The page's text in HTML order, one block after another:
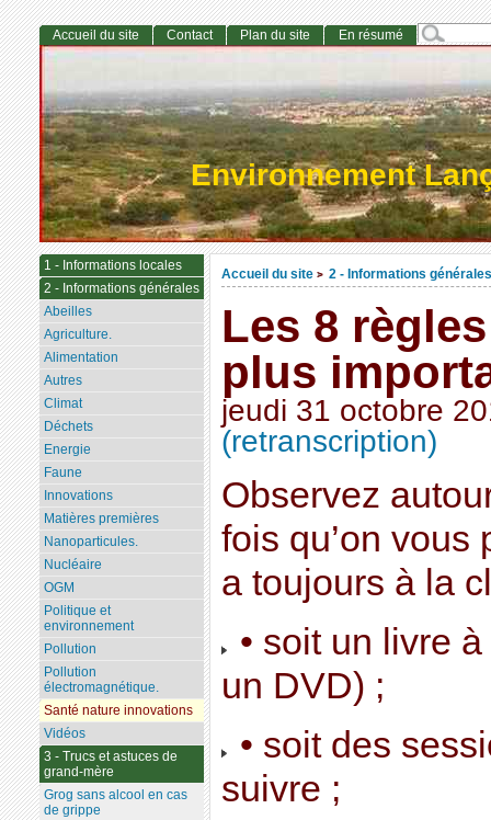
Environnement
Accueil du site > 2 - Informations générales
Les 8
plus
jeudi 31 octobre
(retranscription)
Observez
fois qu’on vous
a toujours à la
• soit un livre
un DVD) ;
• soit des
suivre ;
Accueil du site Contact Plan du site En résumé
1 - Informations locales
2 - Informations générales
Abeilles
Agriculture.
Alimentation
Autres
Climat
Déchets
Energie
Faune
Innovations
Matières premières
Nanoparticules.
Nucléaire
OGM
Politique et
environnement
Pollution
Pollution
électromagnétique.
Santé nature innovations
Vidéos
3 - Trucs et astuces de
grand-mère
Grog sans alcool en cas
de grippe